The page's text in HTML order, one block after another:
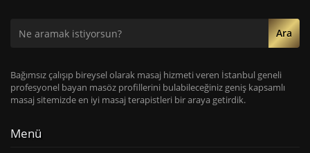
Ara
Bağımsız çalışıp bireysel olarak masaj hizmeti veren İstanbul geneli
profesyonel bayan masöz profillerini bulabileceğiniz geniş kapsamlı
masaj sitemizde en iyi masaj terapistleri bir araya getirdik.
Menü